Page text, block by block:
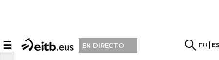
☰ EN DIRECTO EU